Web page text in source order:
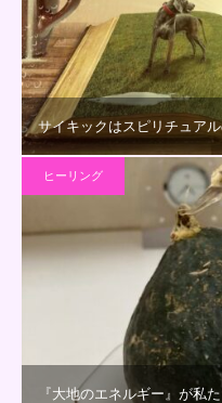
サイキックはスピリチュア
ヒーリング
『大地のエネルギー』が私